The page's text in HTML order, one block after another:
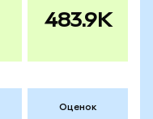
483.9K
Оценок